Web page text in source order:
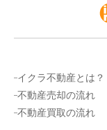
イクラ不動産とは？
不動産売却の流れ
不動産買取の流れ